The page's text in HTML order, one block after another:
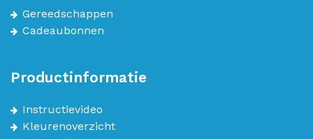
Gereedschappen
Cadeaubonnen
Productinformatie
Instructievideo
Kleurenoverzicht